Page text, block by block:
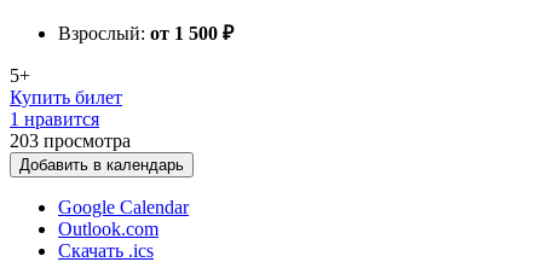
Взрослый: от 1 500 ₽
5+
Купить билет
1 нравится
203 просмотра
Добавить в календарь
Google Calendar
Outlook.com
Скачать .ics